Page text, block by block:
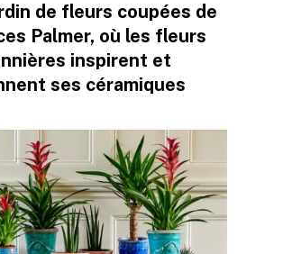
de fleurs coupées de
Palmer, où les fleurs
inspirent et
ses céramiques